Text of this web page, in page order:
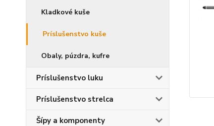
Kladkové kuše
Príslušenstvo kuše
Obaly, púzdra, kufre
Príslušenstvo luku
Príslušenstvo strelca
Šípy a komponenty